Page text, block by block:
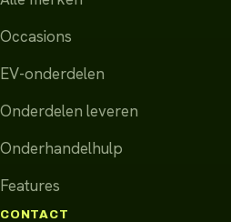
Occasions
EV-onderdelen
Onderdelen leveren
Onderhandelhulp
Features
CONTACT